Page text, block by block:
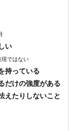
い
現ではない
持っている
だけの強度がある
えたりしないこと